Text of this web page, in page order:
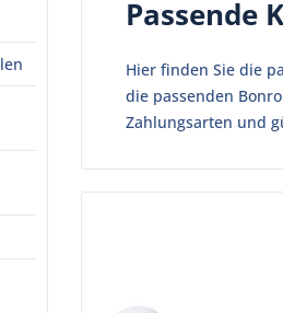
Passende
Hier finden Sie die
die passenden
Zahlungsarten und